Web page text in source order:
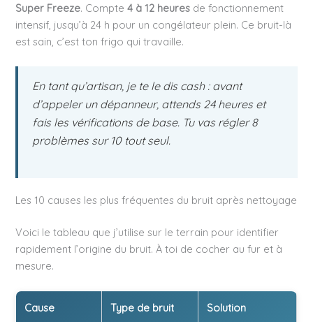
Super Freeze. Compte4 à 12 heures de fonctionnement
intensif, jusqu’à 24 h pour un congélateur plein. Ce bruit-là
est sain, c’est ton frigo qui travaille.
En tant qu’artisan, je te le dis cash : avant
d’appeler un dépanneur, attends 24 heures et
fais les vérifications de base. Tu vas régler 8
problèmes sur 10 tout seul.
Les 10 causes les plus fréquentes du bruit après nettoyage
Voici le tableau que j’utilise sur le terrain pour identifier
rapidement l’origine du bruit. À toi de cocher au fur et à
mesure.
Cause Type de bruit Solution